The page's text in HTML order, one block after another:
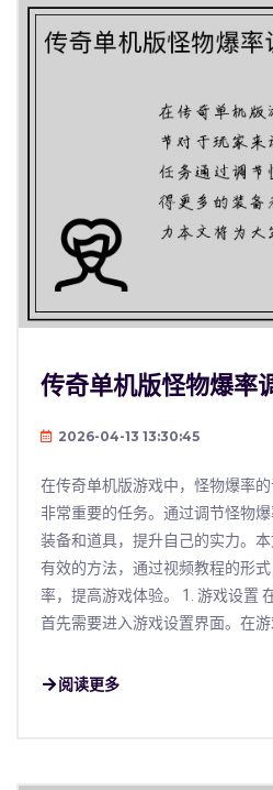
传奇单机版怪物爆率
2026-04-13 13:30:45
在传奇单机版游戏中，怪物爆率
非常重要的任务。通过调节怪物
装备和道具，提升自己的实力。
有效的方法，通过视频教程的形
率，提高游戏体验。 1. 游戏设置
首先需要进入游戏设置界面。在游
阅读更多